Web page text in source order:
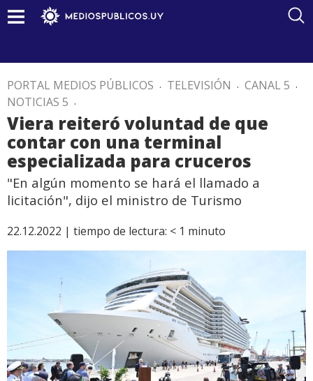
PORTAL MEDIOS PÚBLICOS . TELEVISIÓN . CANAL 5 .
NOTICIAS 5 .
Viera reiteró voluntad de que
contar con una terminal
especializada para cruceros
"En algún momento se hará el llamado a
licitación", dijo el ministro de Turismo
22.12.2022 | tiempo de lectura: < 1 minuto